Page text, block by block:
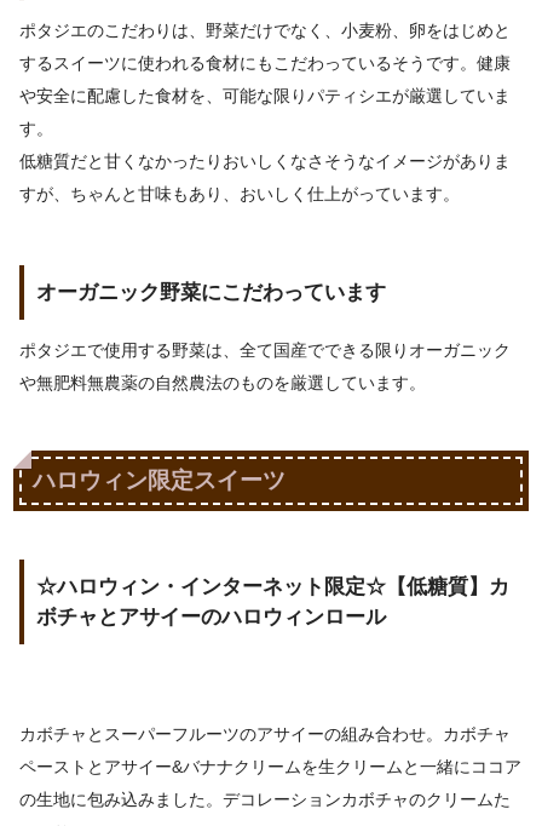
ポタジエのこだわりは、野菜だけでなく、小麦粉、卵をはじめと
するスイーツに使われる食材にもこだわっているそうです。健康
や安全に配慮した食材を、可能な限りパティシエが厳選していま
す。
低糖質だと甘くなかったりおいしくなさそうなイメージがありま
すが、ちゃんと甘味もあり、おいしく仕上がっています。
オーガニック野菜にこだわっています
ポタジエで使用する野菜は、全て国産でできる限りオーガニック
や無肥料無農薬の自然農法のものを厳選しています。
ハロウィン限定スイーツ
☆ハロウィン・インターネット限定☆【低糖質】カ
ボチャとアサイーのハロウィンロール
カボチャとスーパーフルーツのアサイーの組み合わせ。カボチャ
ペーストとアサイー&バナナクリームを生クリームと一緒にココア
の生地に包み込みました。デコレーションカボチャのクリームた